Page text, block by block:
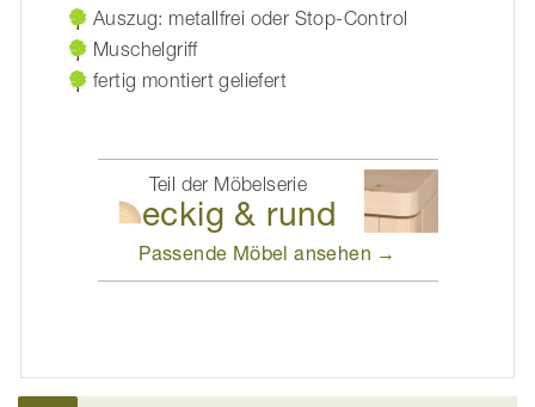
Auszug: metallfrei oder Stop-Control
Muschelgriff
fertig montiert geliefert
Teil der Möbelserie
eckig & rund
Passende Möbelansehen →